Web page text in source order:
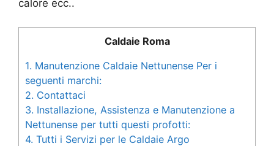
calore ecc..
Caldaie Roma
1. Manutenzione Caldaie Nettunense Per i
seguenti marchi:
2. Contattaci
3. Installazione, Assistenza e Manutenzione a
Nettunense per tutti questi profotti:
4. Tutti i Servizi per le Caldaie Argo